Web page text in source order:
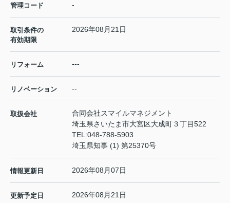
管理コード -
取引条件の
有効期限
2026年08月21日
リフォーム ---
リノベーション --
取扱会社
合同会社スマイルマネジメント
埼玉県さいたま市大宮区大成町３丁目522
TEL:048-788-5903
埼玉県知事 (1) 第25370号
情報更新日 2026年08月07日
更新予定日 2026年08月21日